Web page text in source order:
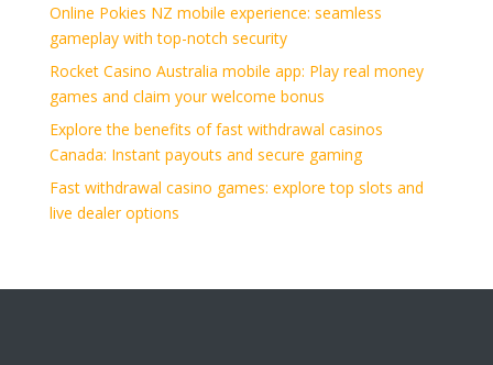
Online Pokies NZ mobile experience: seamless
gameplay with top-notch security
Rocket Casino Australia mobile app: Play real money
games and claim your welcome bonus
Explore the benefits of fast withdrawal casinos
Canada: Instant payouts and secure gaming
Fast withdrawal casino games: explore top slots and
live dealer options